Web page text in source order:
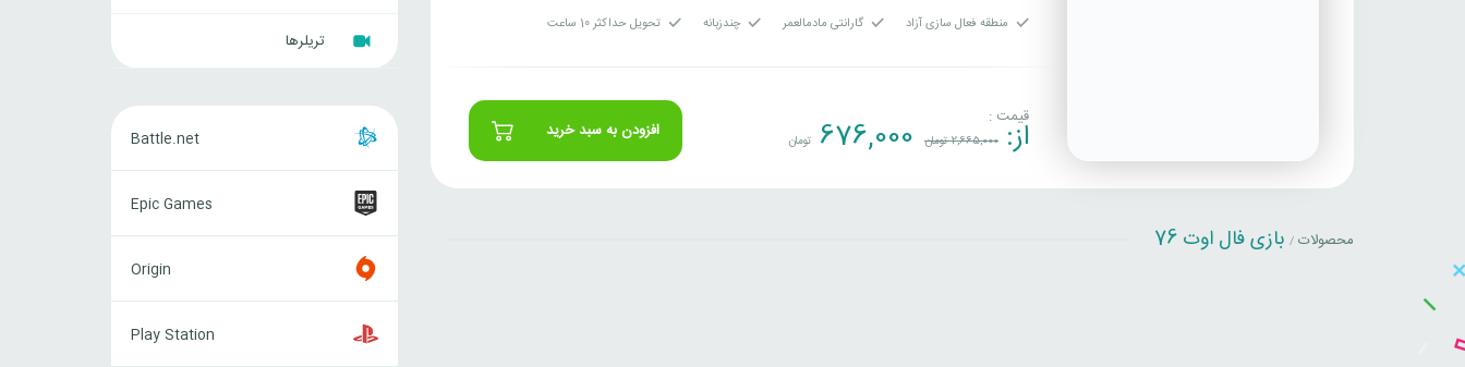
منطقه فعال سازی آزاد گارانتی مادمالعمر چندزبانه تحویل حداکثر 10 ساعت
قیمت :
از: 2,665,000تومان 676,000 تومان افزودن به سبد خرید
محصولات / بازی فال اوت 76
تریلرها
Battle.net
Games
Epic Games
Origin
Station
Play Station